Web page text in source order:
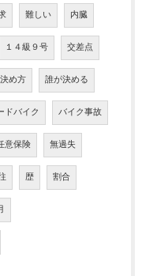
難しい 内臓
１４級９号 交差点
決め方 誰が決める
ドバイク バイク事故
意保険 無過失
歴 割合